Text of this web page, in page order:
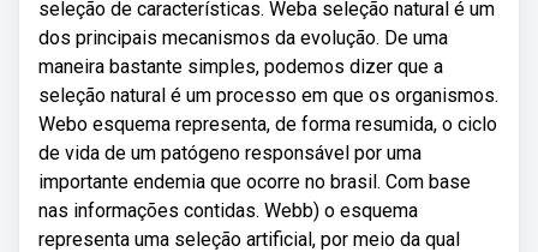
seleção de características. Weba seleção natural é um
dos principais mecanismos da evolução. De uma
maneira bastante simples, podemos dizer que a
seleção natural é um processo em que os organismos.
Webo esquema representa, de forma resumida, o ciclo
de vida de um patógeno responsável por uma
importante endemia que ocorre no brasil. Com base
nas informações contidas. Webb) o esquema
representa uma seleção artificial, por meio da qual